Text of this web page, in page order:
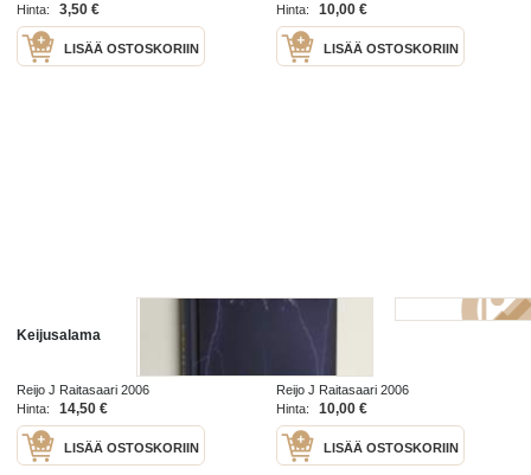
Hinta:
3,50 €
LISÄÄ OSTOSKORIIN
Hinta:
10,00 €
LISÄÄ OSTOSKORIIN
Keijusalama
Reijo J Raitasaari 2006
Hinta:
14,50 €
LISÄÄ OSTOSKORIIN
Reijo J Raitasaari 2006
Hinta:
10,00 €
LISÄÄ OSTOSKORIIN